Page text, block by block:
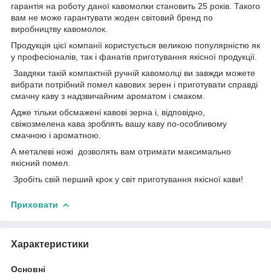
гарантія на роботу даної кавомолки становить 25 років. Такого
вам не може гарантувати жоден світовий бренд по
виробництву кавомолок.
Продукція цієї компанії користується великою популярністю як
у професіоналів, так і фанатів приготування якісної продукції.
Завдяки такій компактній ручній кавомолці ви завжди можете
вибрати потрібний помел кавових зерен і приготувати справді
смачну каву з надзвичайним ароматом і смаком.
Адже тільки обсмажені кавові зерна і, відповідно,
свіжозмелена кава зроблять вашу каву по-особливому
смачною і ароматною.
А металеві ножі дозволять вам отримати максимально
якісний помел.
Зробіть свій перший крок у світ приготування якісної кави!
Приховати
Характеристики
Основні